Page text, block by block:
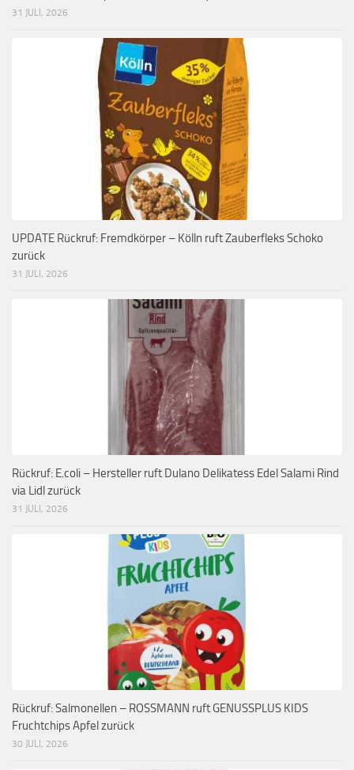
31 JULI, 2026
UPDATE Rückruf: Fremdkörper – Kölln ruft Zauberfleks Schoko
zurück
31 JULI, 2026
Rückruf: E.coli – Hersteller ruft Dulano Delikatess Edel Salami Rind
via Lidl zurück
31 JULI, 2026
Rückruf: Salmonellen – ROSSMANN ruft GENUSSPLUS KIDS
Fruchtchips Apfel zurück
30 JULI, 2026